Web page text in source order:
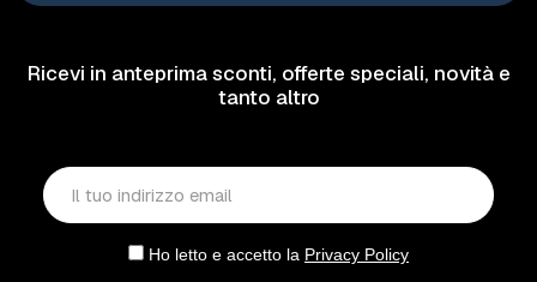
Ricevi in anteprima sconti, offerte speciali, novità e
tanto altro
Ho letto e accetto la Privacy Policy